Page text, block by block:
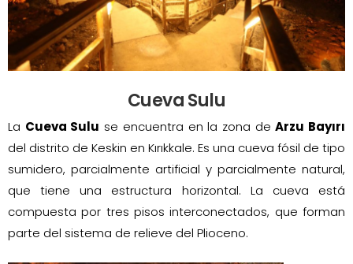
Cueva Sulu
La Cueva Sulu se encuentra en la zona deArzu Bayırı
del distrito de Keskin en Kırıkkale. Es una cueva fósil de tipo
sumidero, parcialmente artificial y parcialmente natural,
que tiene una estructura horizontal. La cueva está
compuesta por tres pisos interconectados, que forman
parte del sistema de relieve del Plioceno.